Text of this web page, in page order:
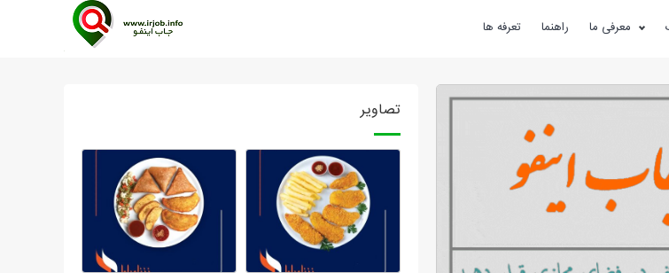
معرفی ما راهنما تعرفه ها
تصاویر